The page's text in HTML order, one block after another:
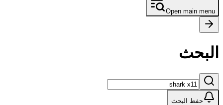
Open main menu
البحث
حفظ البحث